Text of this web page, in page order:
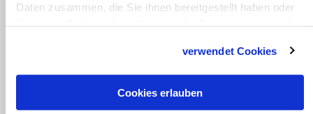
Daten zusammen, die Sie ihnen bereitgestellt haben oder
verwendet Cookies
Cookies erlauben
Clearingstelle Medienkompetenz
Weltkirche